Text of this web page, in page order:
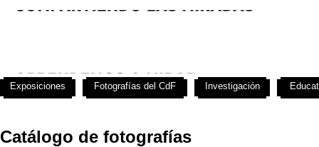
Catálogo de fotografías
Exposiciones Fotografías del CdF Investigación